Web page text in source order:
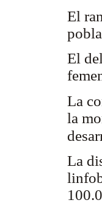
El
El
La
la
La